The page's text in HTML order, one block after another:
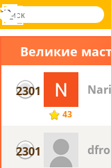
Novel
поиск
Вход
Меню
Великие
2301
43
2301